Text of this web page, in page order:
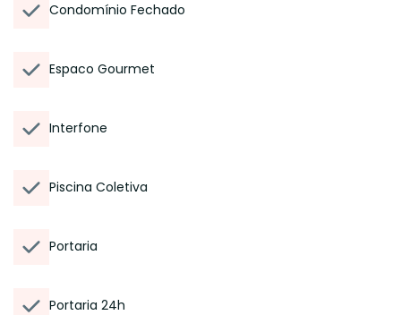
Condomínio Fechado
Espaco Gourmet
Interfone
Piscina Coletiva
Portaria
Portaria 24h